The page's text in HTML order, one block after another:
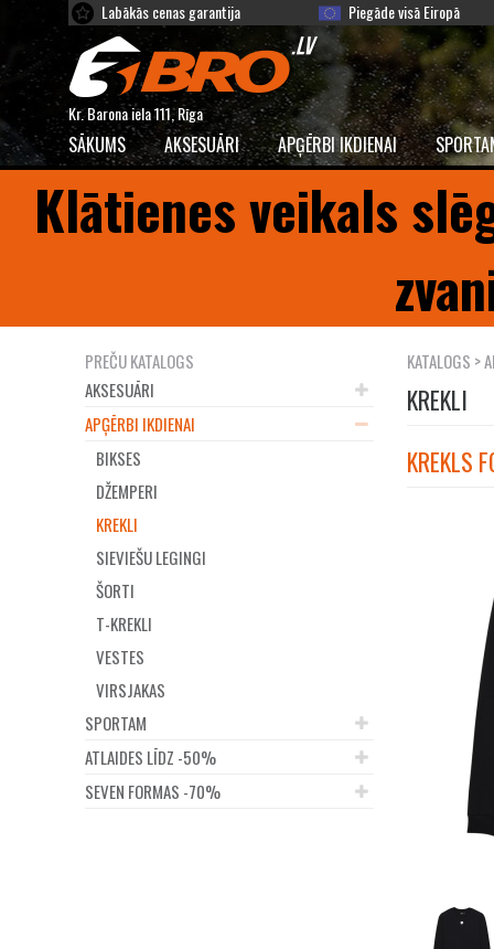
Labākās cenas garantija Piegāde visā Eiropā
Kr. Barona iela 111, Rīga
SĀKUMS AKSESUĀRI APĢĒRBI IKDIENAI
Klātienes veikals
PREČU KATALOGS
AKSESUĀRI
APĢĒRBI IKDIENAI
BIKSES
DŽEMPERI
KREKLI
SIEVIEŠU LEGINGI
ŠORTI
T-KREKLI
VESTES
VIRSJAKAS
SPORTAM
ATLAIDES LĪDZ -50%
SEVEN FORMAS -70%
KATALOGS >
KREKLI
KREKLS